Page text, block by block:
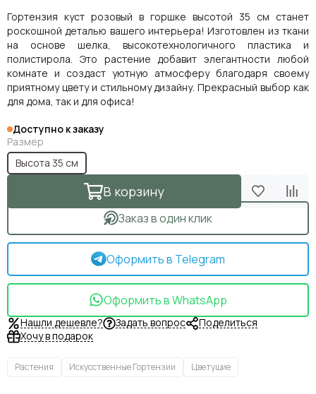
Гортензия куст розовый в горшке высотой 35 см станет
роскошной деталью вашего интерьера! Изготовлен из ткани
на основе шелка, высокотехнологичного пластика и
полистирола. Это растение добавит элегантности любой
комнате и создаст уютную атмосферу благодаря своему
приятному цвету и стильному дизайну. Прекрасный выбор как
для дома, так и для офиса!
Доступно к заказу
Размер
Высота 35 см
В корзину
Заказ в один клик
Оформить в Telegram
Оформить в WhatsApp
Нашли дешевле? Задать вопрос
Поделиться
Хочу в подарок
Растения Искусственные Гортензии Цветущие